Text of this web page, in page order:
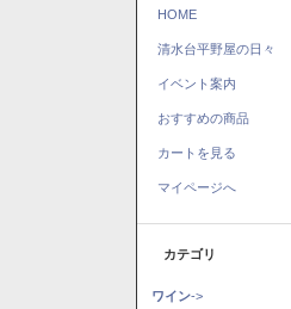
HOME
清水台平野屋の日々
イベント案内
おすすめの商品
カートを見る
マイページへ
カテゴリ
ワイン->